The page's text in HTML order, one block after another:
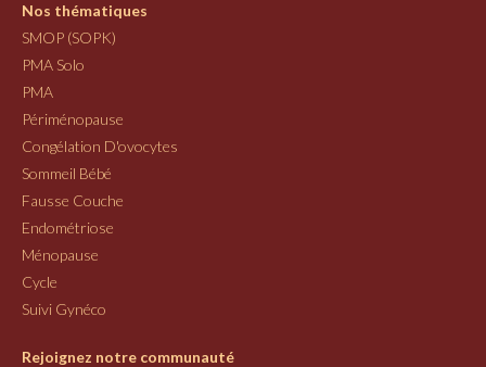
Nos thématiques
SMOP (SOPK)
PMA Solo
PMA
Périménopause
Congélation D'ovocytes
Sommeil Bébé
Fausse Couche
Endométriose
Ménopause
Cycle
Suivi Gynéco
Rejoignez notre communauté